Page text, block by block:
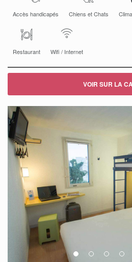
Accès handicapés Chiens et Chats
Restaurant Wifi / Internet
VOIR SUR LA